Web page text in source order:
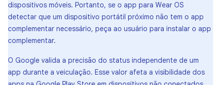
dispositivos móveis. Portanto, se o app para Wear OS
detectar que um dispositivo portátil próximo não tem o app
complementar necessário, peça ao usuário para instalar o app
complementar.
O Google valida a precisão do status independente de um
app durante a veiculação. Esse valor afeta a visibilidade dos